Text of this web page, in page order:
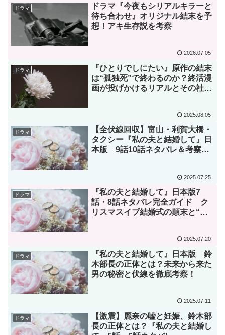
ドラマ
ドラマ『今夜もシリアルキラーと
待ち合わせ』オリジナル結末を予
想！アキ生存説を考察
2026.07.05
ドラマ
『ひとりでしにたい』原作の結末
は“孤独死”で終わるのか？終活漫
画が投げかけるリアルとその社会
2025.08.05
ドラマ
【全伏線回収】富山・利賀大橋・
タクシー『私の夫と結婚して』日
本版 9話10話ネタバレ＆考察
2025.07.25
ドラマ
『私の夫と結婚して』日本版7
話・8話ネタバレ完全ガイド ク
リスマスイブ結婚式の顛末と“神
2025.07.20
ドラマ
『私の夫と結婚して』日本版 鈴
木部長の正体とは？未来から来た
男の秘密と伏線を徹底考察！
2025.07.11
ドラマ
【激震】麗奈の嘘と妊娠、鈴木部
長の正体とは？『私の夫と結婚し